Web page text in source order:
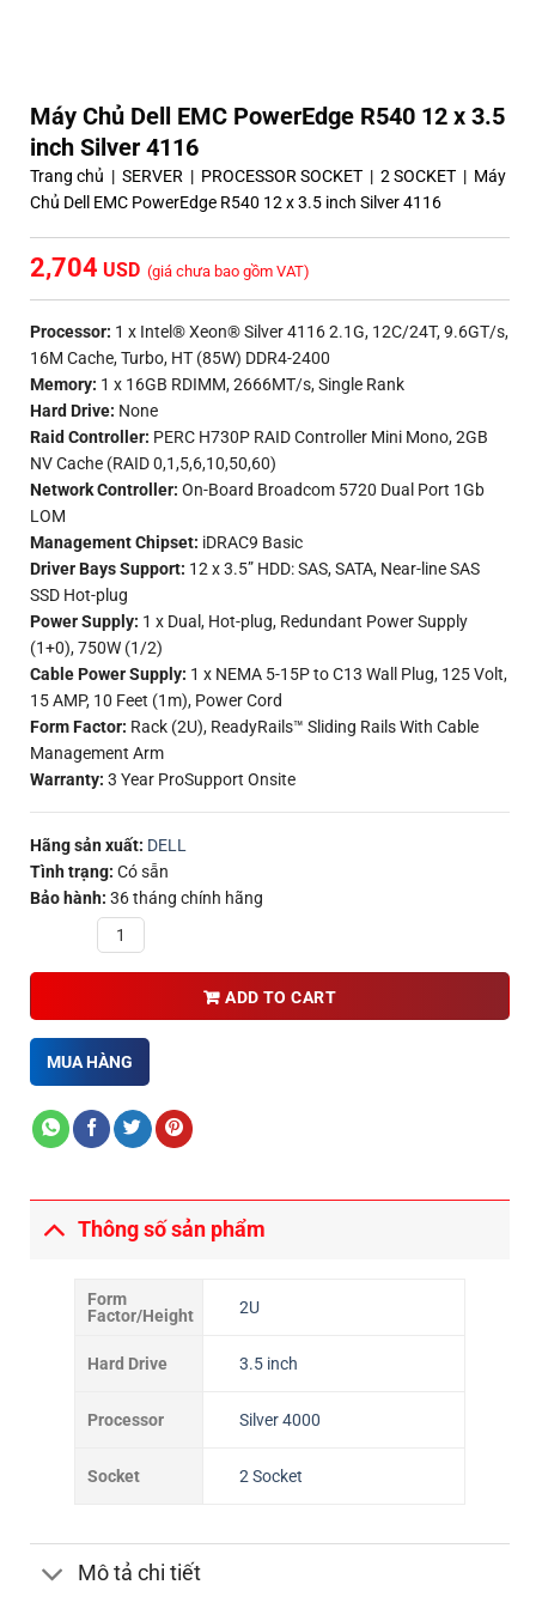
Máy Chủ Dell EMC PowerEdge R540 12 x 3.5
inch Silver 4116
Trang chủ | SERVER | PROCESSOR SOCKET | 2 SOCKET | Máy
Chủ Dell EMC PowerEdge R540 12 x 3.5 inch Silver 4116
2,704 (giá chưa bao gồm VAT)
Processor: 1 x Intel® Xeon® Silver 4116 2.1G, 12C/24T, 9.6GT/s,
16M Cache, Turbo, HT (85W) DDR4-2400
Memory: 1 x 16GB RDIMM, 2666MT/s, Single Rank
Hard Drive: None
Raid Controller: PERC H730P RAID Controller Mini Mono, 2GB
NV Cache (RAID 0,1,5,6,10,50,60)
Network Controller: On-Board Broadcom 5720 Dual Port 1Gb
LOM
Management Chipset: iDRAC9 Basic
Driver Bays Support: 12 x 3.5” HDD: SAS, SATA, Near-line SAS
SSD Hot-plug
Power Supply: 1 x Dual, Hot-plug, Redundant Power Supply
(1+0), 750W (1/2)
Cable Power Supply: 1 x NEMA 5-15P to C13 Wall Plug, 125 Volt,
15 AMP, 10 Feet (1m), Power Cord
Form Factor: Rack (2U), ReadyRails™ Sliding Rails With Cable
Management Arm
Warranty: 3 Year ProSupport Onsite
Hãng sản xuất: DELL
Tình trạng: Có sẵn
Bảo hành: 36 tháng chính hãng
ADD TO CART
MUA HÀNG
Thông số sản phẩm
Form
Factor/Height
2U
Hard Drive 3.5 inch
Processor Silver 4000
Socket 2 Socket
Mô tả chi tiết